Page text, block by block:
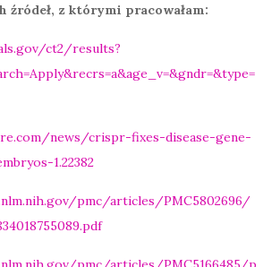
źródeł, z którymi pracowałam:
ct2/results?
news/crispr-fixes-disease-gene-
1.22382
pmc/articles/PMC5802696/